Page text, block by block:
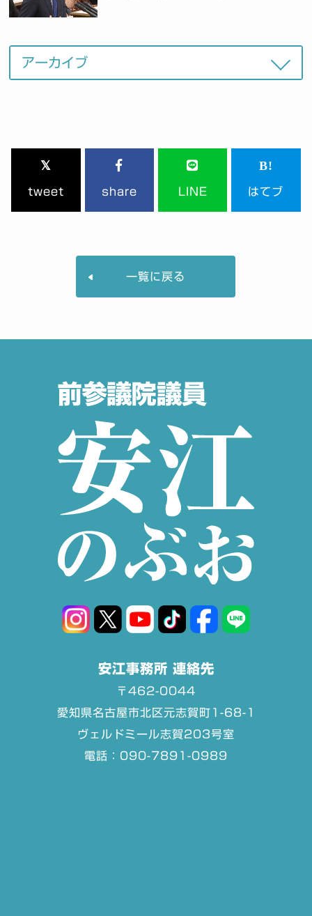
tweet share LINE はてブ
一覧に戻る
安江事務所 連絡先
〒462-0044
愛知県名古屋市北区元志賀町1-68-1
ヴェルドミール志賀203号室
電話：090-7891-0989